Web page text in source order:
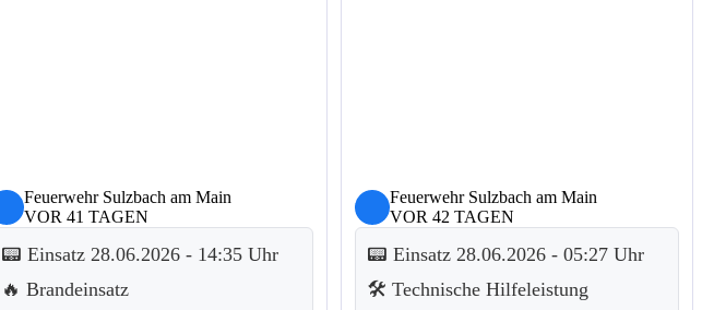
Feuerwehr Sulzbach am Main
VOR 41 TAGEN
📟 Einsatz 28.06.2026 - 14:35 Uhr
🔥 Brandeinsatz
Feuerwehr Sulzbach am Main
VOR 42 TAGEN
📟 Einsatz 28.06.2026 - 05:27 Uhr
🛠️ Technische Hilfeleistung